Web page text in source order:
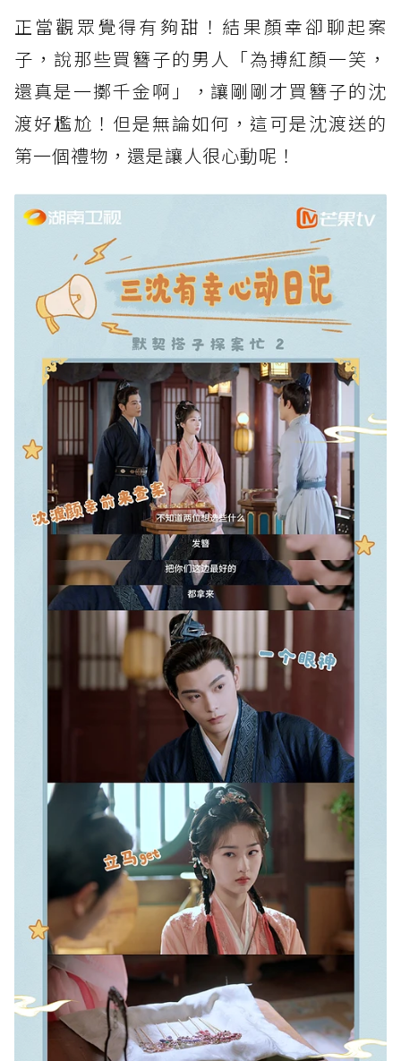
正當觀眾覺得有夠甜！結果顏幸卻聊起案
子，說那些買簪子的男人「為搏紅顏一笑，
還真是一擲千金啊」，讓剛剛才買簪子的沈
渡好尷尬！但是無論如何，這可是沈渡送的
第一個禮物，還是讓人很心動呢！